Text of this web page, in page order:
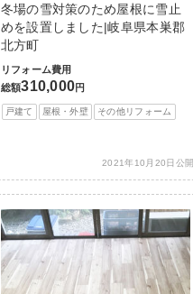
冬場の雪対策のため屋根に雪止
めを設置しました|岐阜県本巣郡
北方町
リフォーム費用
総額310,000円
戸建て 屋根・外壁 その他リフォーム
2021年10月20日公開